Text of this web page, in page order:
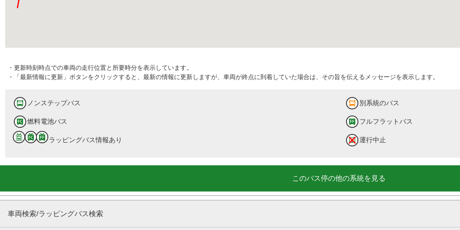
・更新時刻時点での車両の走行位置と所要時分を表示しています。
・「最新情報に更新」ボタンをクリックすると、最新の情報に更新しますが、車両が終点に到着していた場合は、その旨を伝えるメッセージを表示します。
ノンステップバス 別系統のバス
燃料電池バス フルフラットバス
ラッピングバス情報あり 運行中止
このバス停の他の系統を見る
車両検索/ラッピングバス検索